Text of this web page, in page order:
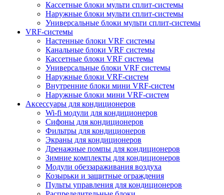
Кассетные блоки мульти сплит-системы
Наружные блоки мульти сплит-системы
Универсальные блоки мульти сплит-системы
VRF-системы
Настенные блоки VRF системы
Канальные блоки VRF системы
Кассетные блоки VRF системы
Универсальные блоки VRF системы
Наружные блоки VRF-систем
Внутренние блоки мини VRF-систем
Наружные блоки мини VRF-систем
Аксессуары для кондиционеров
Wi-fi модули для кондиционеров
Сифоны для кондиционеров
Фильтры для кондиционеров
Экраны для кондиционеров
Дренажные помпы для кондиционеров
Зимние комплекты для кондиционеров
Модули обеззараживания воздуха
Козырьки и защитные ограждения
Пульты управления для кондиционеров